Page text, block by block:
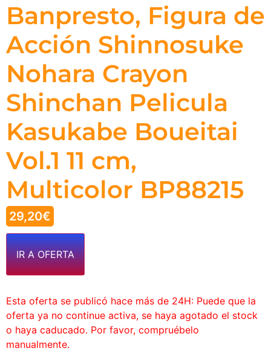
Banpresto, Figura de
Acción Shinnosuke
Nohara Crayon
Shinchan Pelicula
Kasukabe Boueitai
Vol.1 11 cm,
Multicolor BP88215
29,20€
IR A OFERTA
Esta oferta se publicó hace más de 24H: Puede que la
oferta ya no continue activa, se haya agotado el stock
o haya caducado. Por favor, compruébelo
manualmente.